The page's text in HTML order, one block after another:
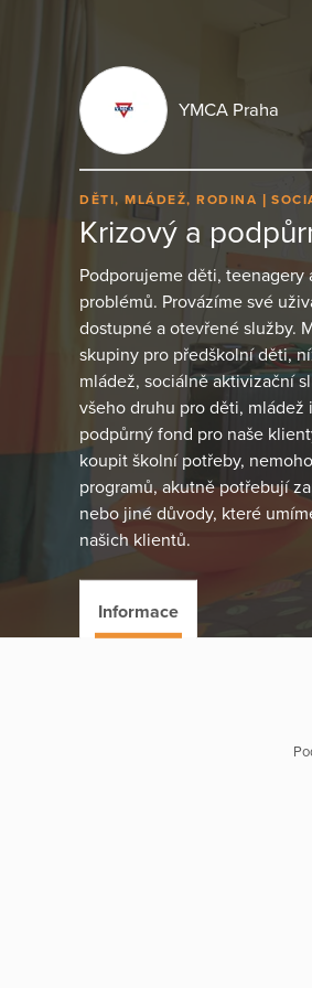
YMCA Praha
DĚTI, MLÁDEŽ, RODINA
Krizový a
Podporujeme děti,
problémů. Provázíme své
dostupné a otevřené služby.
skupiny pro předškolní děti,
mládež, sociálně aktivizační
všeho druhu pro děti,
podpůrný fond pro naše
koupit školní potřeby,
programů, akutně potřebují
nebo jiné důvody, které
našich klientů.
Informace